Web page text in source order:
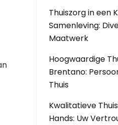
Thuiszorg in een
Samenleving:
Maatwerk
Hoogwaardige
Brentano:
Thuis
Kwalitatieve
Hands: Uw